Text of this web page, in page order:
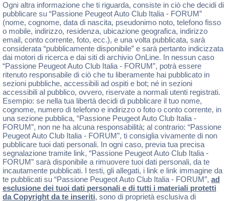
Ogni altra informazione che ti riguarda, consiste in ciò che decidi di
pubblicare su “Passione Peugeot Auto Club Italia - FORUM”
(nome, cognome, data di nascita, pseudonimo noto, telefono fisso
o mobile, indirizzo, residenza, ubicazione geografica, indirizzo
email, conto corrente, foto, ecc.), e una volta pubblicata, sarà
considerata “pubblicamente disponibile” e sarà pertanto indicizzata
dai motori di ricerca e dai siti di archivio OnLine. In nessun caso
“Passione Peugeot Auto Club Italia - FORUM”, potrà essere
ritenuto responsabile di ciò che tu liberamente hai pubblicato in
sezioni pubbliche, accessibili ad ospiti e bot; né in sezioni
accessibili al pubblico, ovvero, riservate a normali utenti registrati.
Esempio: se nella tua libertà decidi di pubblicare il tuo nome,
cognome, numero di telefono e indirizzo o foto o conto corrente, in
una sezione pubblica, “Passione Peugeot Auto Club Italia -
FORUM”, non ne ha alcuna responsabilità; al contrario: “Passione
Peugeot Auto Club Italia - FORUM”, ti consiglia vivamente di non
pubblicare tuoi dati personali. In ogni caso, previa tua precisa
segnalazione tramite link, “Passione Peugeot Auto Club Italia -
FORUM” sarà disponibile a rimuovere tuoi dati personali, da te
incautamente pubblicati. I testi, gli allegati, i link e link immagine da
te pubblicati su “Passione Peugeot Auto Club Italia - FORUM”, ad
esclusione dei tuoi dati personali e di tutti i materiali protetti
da Copyright da te inseriti, sono di proprietà esclusiva di